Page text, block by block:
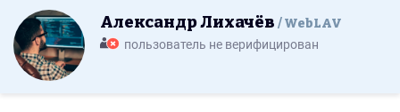
Александр Лихачёв WebLAV
пользователь не верифицирован